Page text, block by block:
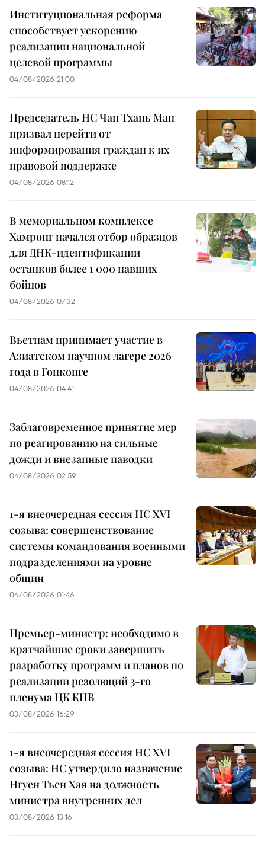
Институциональная реформа
способствует ускорению
реализации национальной
целевой программы
04/08/2026 21:00
Председатель НС Чан Тхань Ман
призвал перейти от
информирования граждан к их
правовой поддержке
04/08/2026 08:12
В мемориальном комплексе
Хамронг начался отбор образцов
для ДНК-идентификации
останков более 1 000 павших
бойцов
04/08/2026 07:32
Вьетнам принимает участие в
Азиатском научном лагере 2026
года в Гонконге
04/08/2026 04:41
Заблаговременное принятие мер
по реагированию на сильные
дожди и внезапные паводки
04/08/2026 02:59
1-я внеочередная сессия НС XVI
созыва: совершенствование
системы командования военными
подразделениями на уровне
общин
04/08/2026 01:46
Премьер-министр: необходимо в
кратчайшие сроки завершить
разработку программ и планов по
реализации резолюций 3-го
пленума ЦК КПВ
03/08/2026 16:29
1-я внеочередная сессия НС XVI
созыва: НС утвердило назначение
Нгуен Тьен Хая на должность
министра внутренних дел
03/08/2026 13:16